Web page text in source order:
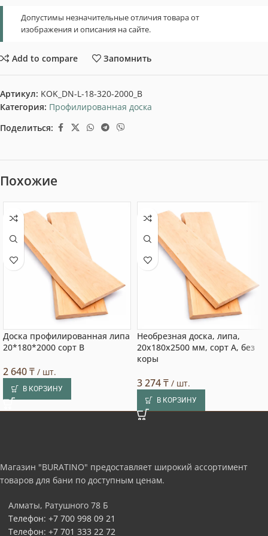
Допустимы незначительные отличия товара от
изображения и описания на сайте.
Add to compare Запомнить
Артикул: KOK_DN-L-18-320-2000_B
Категория: Профилированная доска
Поделиться:
Похожие
Доска профилированная липа
20*180*2000 сорт В
2 640₸ / шт.
В КОРЗИНУ
Необрезная доска, липа,
20x180x2500 мм, сорт A, без
коры
3 274₸ / шт.
В КОРЗИНУ
Магазин "BURATINO" предоставляет широкий ассортимент
товаров для бани по доступным ценам.
Алматы, Ратушного 78 Б
Телефон: +7 700 998 09 21
Телефон: +7 701 333 22 72